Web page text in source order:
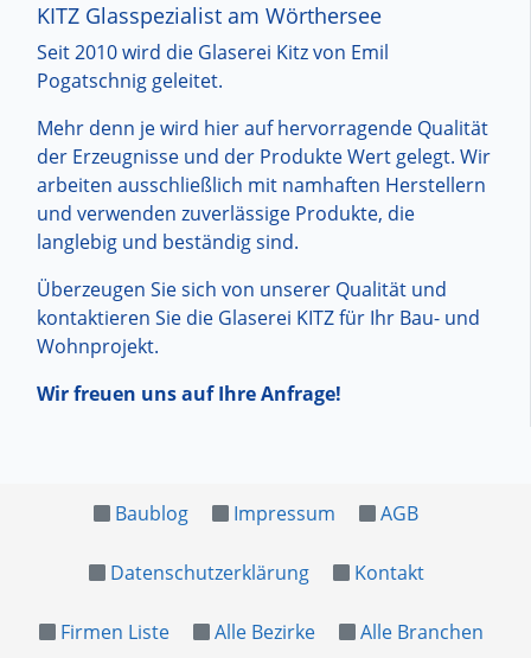
KITZ Glasspezialist am Wörthersee
Seit 2010 wird die Glaserei Kitz von Emil
Pogatschnig geleitet.
Mehr denn je wird hier auf hervorragende Qualität
der Erzeugnisse und der Produkte Wert gelegt. Wir
arbeiten ausschließlich mit namhaften Herstellern
und verwenden zuverlässige Produkte, die
langlebig und beständig sind.
Überzeugen Sie sich von unserer Qualität und
kontaktieren Sie die Glaserei KITZ für Ihr Bau- und
Wohnprojekt.
Wir freuen uns auf Ihre Anfrage!
Baublog Impressum AGB
Datenschutzerklärung Kontakt
Firmen Liste Alle Bezirke Alle Branchen